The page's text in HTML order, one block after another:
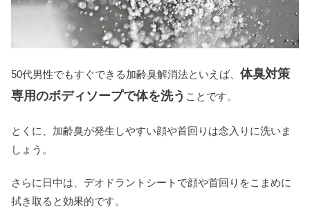
50代男性でもすぐできる加齢臭解消法といえば、 体臭対策
専用のボディソープで体を洗う ことです。
とくに、加齢臭が発生しやすい顔や首回りは念入りに洗いま
しょう。
さらに日中は、デオドラントシートで顔や首回りをこまめに
拭き取ると効果的です。